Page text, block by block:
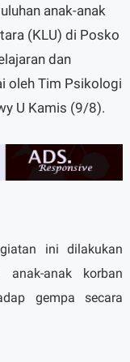
anak-anak
(KLU) di Posko
dan
oleh Tim Psikologi
U Kamis (9/8).
ini dilakukan
anak korban
gempa secara